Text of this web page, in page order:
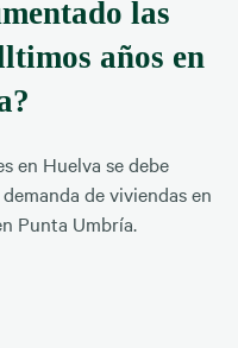
las
años en
en Huelva se debe
de viviendas en
Punta Umbría.